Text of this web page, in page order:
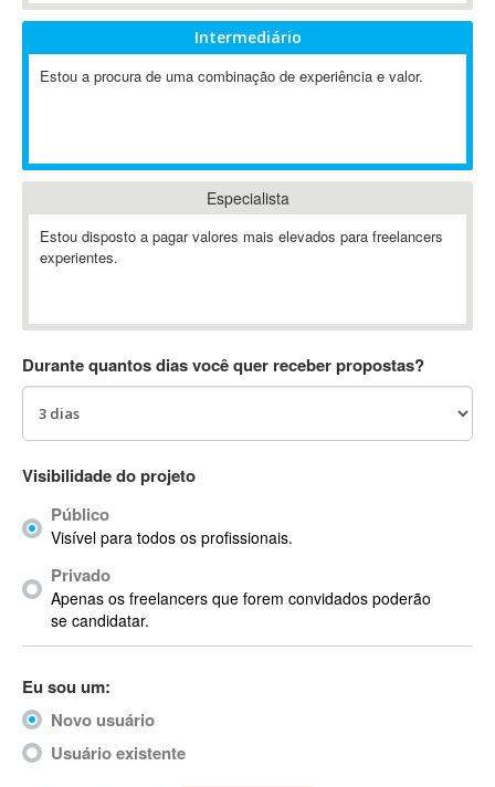
ABAP
Abaqus
ABBYY FineReader
Ableton
Ableton Push
Abstract
AC3
ACID Pro
ACPI
Acrobat
Acrobat X
Acronis
ACT
Actimize
ActionScript
ActionScript 3
Intermediário
Estou a procura de uma combinação de experiência e valor.
Especialista
Estou disposto a pagar valores mais elevados para freelancers
experientes.
Durante quantos dias você quer receber propostas?
Visibilidade do projeto
Público
Visível para todos os profissionais.
Privado
Apenas os freelancers que forem convidados poderão
se candidatar.
Eu sou um:
Novo usuário
Usuário existente